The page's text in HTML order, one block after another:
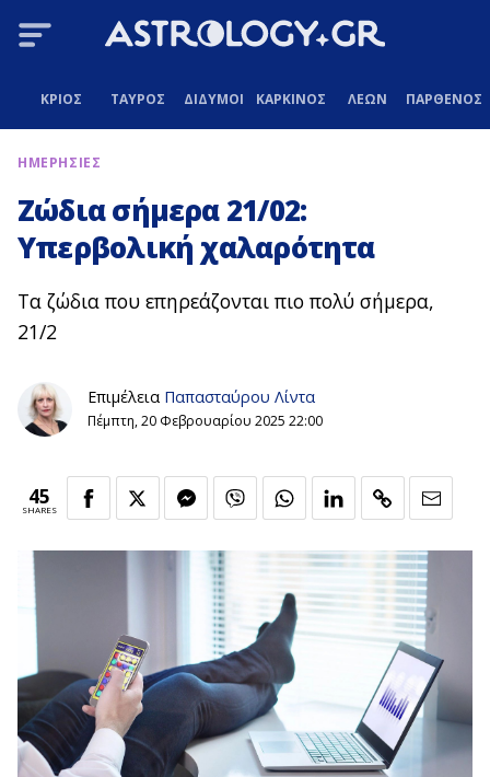
ΚΡΙΟΣ ΤΑΥΡΟΣ ΔΙΔΥΜΟΙ ΚΑΡΚΙΝΟΣ ΛΕΩΝ ΠΑΡΘΕΝΟΣ
ΗΜΕΡΗΣΙΕΣ
Ζώδια σήμερα 21/02:
Υπερβολική χαλαρότητα
Τα ζώδια που επηρεάζονται πιο πολύ σήμερα,
21/2
Επιμέλεια Παπασταύρου Λίντα
Πέμπτη, 20 Φεβρουαρίου 2025 22:00
45
SHARES